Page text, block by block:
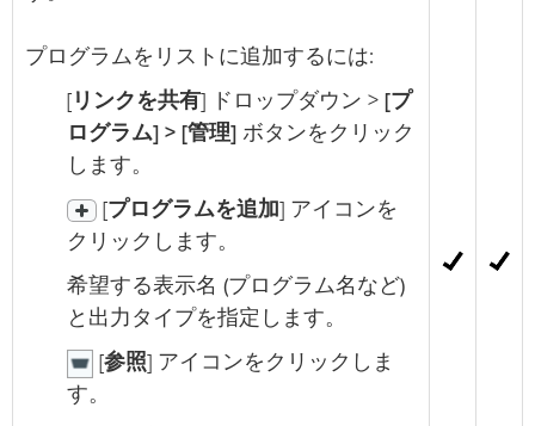
プログラムをリストに追加するには:
[ リンクを共有] ドロップダウン > [プ
ログラム] > [管理] ボタンをクリック
します。
[プログラムを追加] アイコンを
クリックします。
希望する表示名 (プログラム名など)
と出力タイプを指定します。
[参照] アイコンをクリックしま
す。